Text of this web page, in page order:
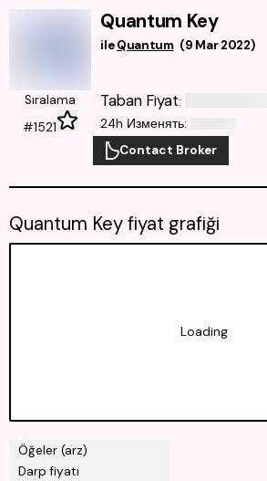
Quantum Key
ile Quantum (9 Mar 2022)
Sıralama
#1521
Taban Fiyat:
24h Изменять:
Contact Broker
Öğeler (arz)
Darp fiyatı
Quantum Key fiyat grafiği
Loading